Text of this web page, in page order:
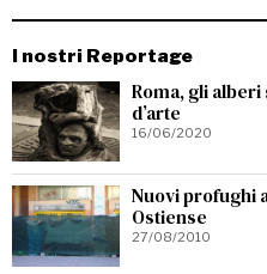
I nostri Reportage
Roma, gli
d’arte
16/06/2020
Nuovi profughi
Ostiense
27/08/2010